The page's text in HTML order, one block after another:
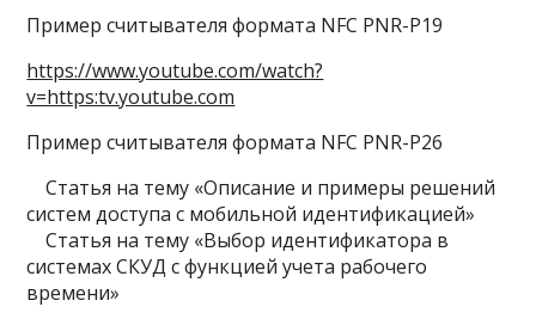
Пример считывателя формата NFC PNR-P19
https://www.youtube.com/watch?
v=https:tv.youtube.com
Пример считывателя формата NFC PNR-P26
Статья на тему «Описание и примеры решений
систем доступа с мобильной идентификацией»
Статья на тему «Выбор идентификатора в
системах СКУД с функцией учета рабочего
времени»